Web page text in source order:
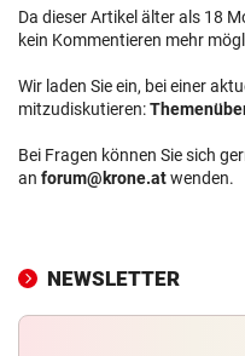
Da dieser Artikel älter als 18
kein Kommentieren mehr
Wir laden Sie ein, bei einer
mitzudiskutieren:
Bei Fragen können Sie sich
an forum@krone.atwenden.
NEWSLETTER